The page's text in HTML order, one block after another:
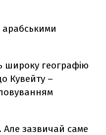
арабськими
широку географію
Кувейту –
Але зазвичай саме